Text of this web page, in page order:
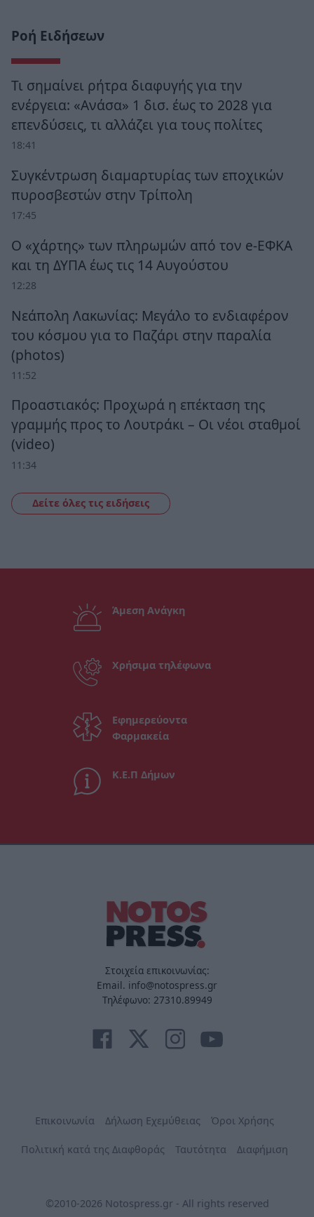
Ροή Ειδήσεων
Τι σημαίνει ρήτρα διαφυγής για την
ενέργεια: «Ανάσα» 1 δισ. έως το 2028 για
επενδύσεις, τι αλλάζει για τους πολίτες
18:41
Συγκέντρωση διαμαρτυρίας των εποχικών
πυροσβεστών στην Τρίπολη
17:45
Ο «χάρτης» των πληρωμών από τον e-ΕΦΚΑ
και τη ΔΥΠΑ έως τις 14 Αυγούστου
12:28
Νεάπολη Λακωνίας: Μεγάλο το ενδιαφέρον
του κόσμου για το Παζάρι στην παραλία
(photos)
11:52
Προαστιακός: Προχωρά η επέκταση της
γραμμής προς το Λουτράκι – Οι νέοι σταθμοί
(video)
11:34
Δείτε όλες τις ειδήσεις
Άμεση Ανάγκη
Χρήσιμα τηλέφωνα
Εφημερεύοντα
Φαρμακεία
Κ.Ε.Π Δήμων
Στοιχεία επικοινωνίας:
Email. info@notospress.gr
Τηλέφωνο: 27310.89949
Επικοινωνία Δήλωση Εχεμύθειας Όροι Χρήσης
Πολιτική κατά της Διαφθοράς Ταυτότητα Διαφήμιση
©2010-2026 Notospress.gr - All rights reserved